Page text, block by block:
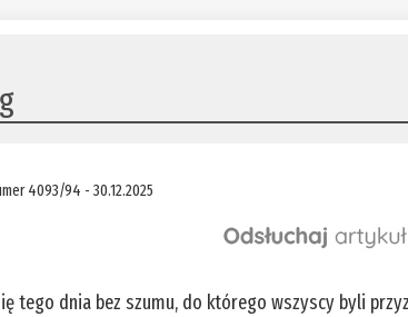
4093/94 - 30.12.2025
tego dnia bez szumu, do którego wszyscy byli